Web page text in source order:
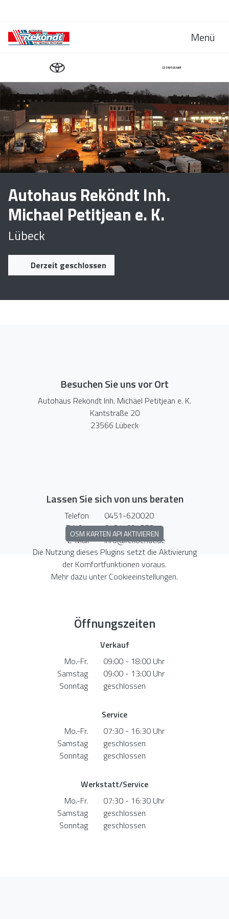
Menü
Autohaus Reköndt Inh.
Michael Petitjean e. K.
Lübeck
Derzeit geschlossen
Besuchen Sie uns vor Ort
Autohaus Reköndt Inh. Michael Petitjean e. K.
Kantstraße 20
23566 Lübeck
Lassen Sie sich von uns beraten
Telefon
Telefax
E-Mail
0451-620020
0451-624553
info@rekoendt.de
OSM KARTEN API AKTIVIEREN
Die Nutzung dieses Plugins setzt die Aktivierung
der Komfortfunktionen voraus.
Mehr dazu unter Cookieeinstellungen.
Öffnungszeiten
Verkauf
Mo.-Fr.
09:00 - 18:00 Uhr
Samstag
09:00 - 13:00 Uhr
Sonntag
geschlossen
Service
Mo.-Fr.
07:30 - 16:30 Uhr
Samstag
geschlossen
Sonntag
geschlossen
Werkstatt/Service
Mo.-Fr.
07:30 - 16:30 Uhr
Samstag
geschlossen
Sonntag
geschlossen